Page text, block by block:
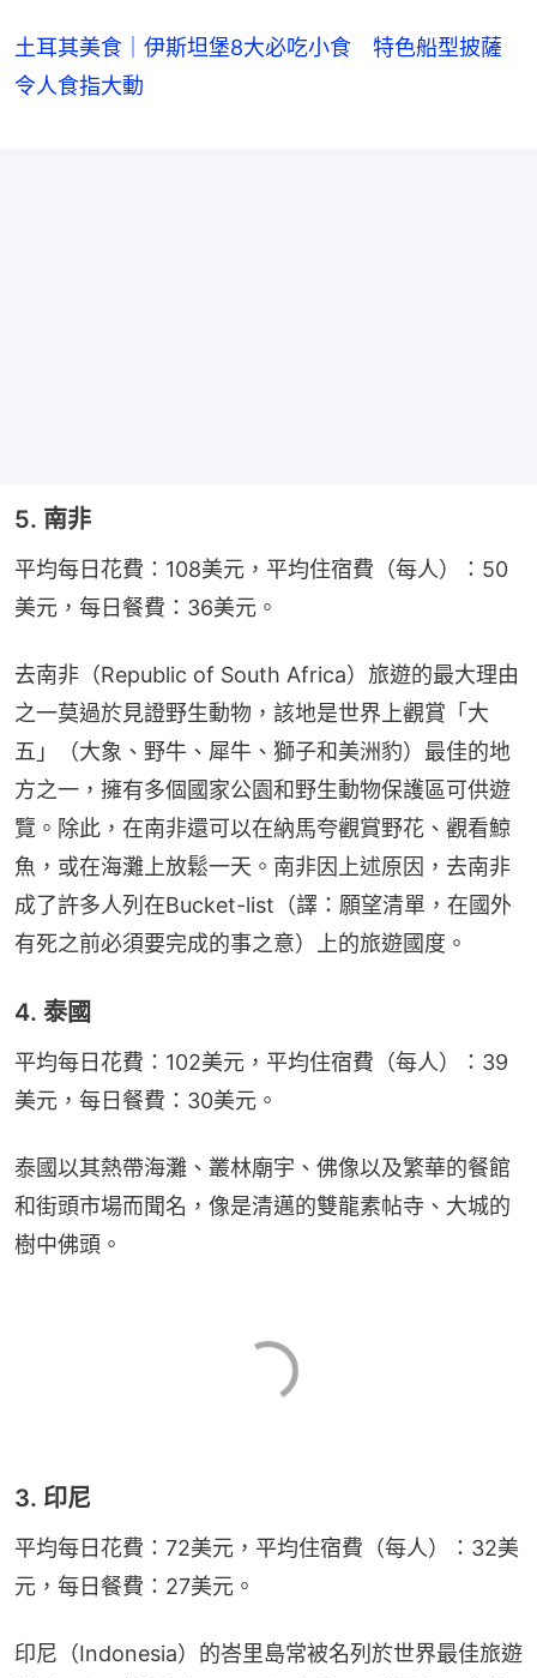
土耳其美食｜伊斯坦堡8大必吃小食 特色船型披薩
令人食指大動
5. 南非
平均每日花費：108美元，平均住宿費（每人）：50
美元，每日餐費：36美元。
去南非（Republic of South Africa）旅遊的最大理由
之一莫過於見證野生動物，該地是世界上觀賞「大
五」（大象、野牛、犀牛、獅子和美洲豹）最佳的地
方之一，擁有多個國家公園和野生動物保護區可供遊
覽。除此，在南非還可以在納馬夸觀賞野花、觀看鯨
魚，或在海灘上放鬆一天。南非因上述原因，去南非
成了許多人列在Bucket-list（譯：願望清單，在國外
有死之前必須要完成的事之意）上的旅遊國度。
4. 泰國
平均每日花費：102美元，平均住宿費（每人）：39
美元，每日餐費：30美元。
泰國以其熱帶海灘、叢林廟宇、佛像以及繁華的餐館
和街頭市場而聞名，像是清邁的雙龍素帖寺、大城的
樹中佛頭。
3. 印尼
平均每日花費：72美元，平均住宿費（每人）：32美
元，每日餐費：27美元。
印尼（Indonesia）的峇里島常被名列於世界最佳旅遊